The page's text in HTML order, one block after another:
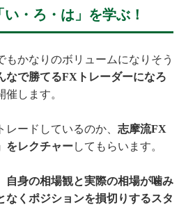
・ろ・は」を学ぶ！
かなりのボリュームになりそう
なで勝てるFXトレーダーになろ
します。
ードしているのか、 志摩流FX
をレクチャーしてもらいます。
自身の相場観と実際の相場が噛み
なくポジションを損切りするスタ